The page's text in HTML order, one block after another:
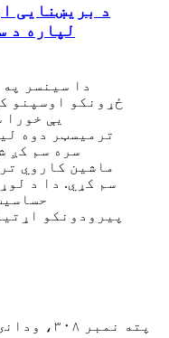
د بریښنایی
لپاره د
دا سینسر
ځړونکو اوسپنو
یې خورا
ترمیسټر دوه
سره سم کږ
ماشین کاروي
سم کړي. دا د
پیرودونکو
پته